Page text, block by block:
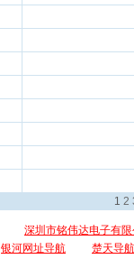
1 2
深圳市铭伟达电子有
银河网址导航
楚天导航